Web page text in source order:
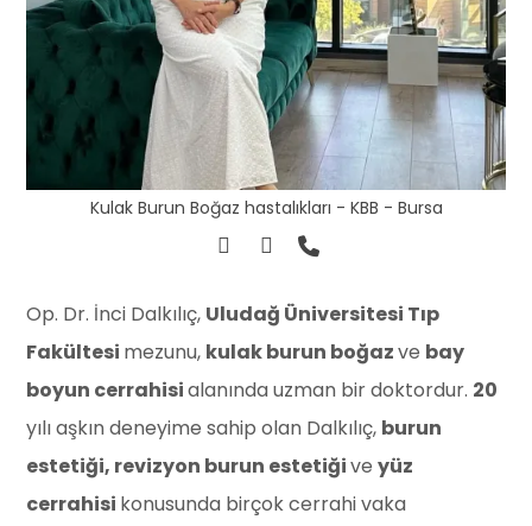
Kulak Burun Boğaz hastalıkları - KBB - Bursa
Op. Dr. İnci Dalkılıç, Uludağ Üniversitesi Tıp
Fakültesi mezunu, kulak burun boğazve bay
boyun cerrahisialanında uzman bir doktordur. 20
yılı aşkın deneyime sahip olan Dalkılıç, burun
estetiği, revizyon burun estetiğiveyüz
cerrahisi konusunda birçok cerrahi vaka